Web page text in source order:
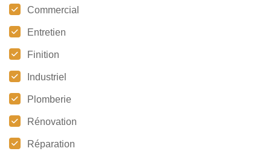
Commercial
Entretien
Finition
Industriel
Plomberie
Rénovation
Réparation